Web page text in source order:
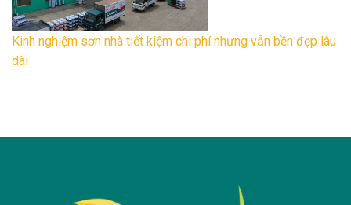
Kinh nghiệm sơn nhà tiết kiệm chi phí nhưng vẫn bền đẹp lâu
dài